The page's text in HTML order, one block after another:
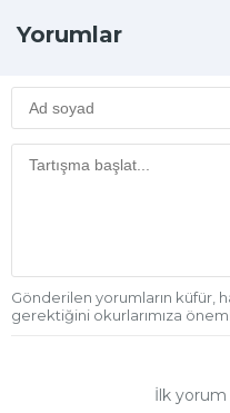
Yorumlar
Gönderilen yorumların küfür,
gerektiğini okurlarımıza
İlk yorum